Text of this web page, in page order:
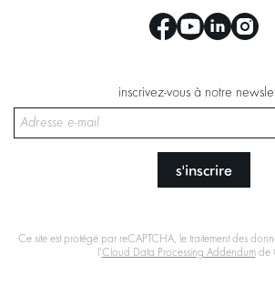
inscrivez-vous à notre
s'inscrire
Ce site est protégé par reCAPTCHA, le traitement des
l'Cloud Data Processing Addendumde